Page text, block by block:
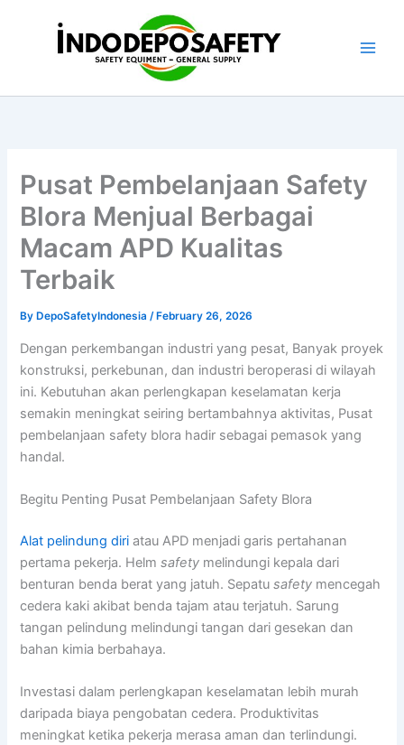
Pusat Pembelanjaan Safety
Blora Menjual Berbagai
Macam APD Kualitas
Terbaik
By DepoSafetyIndonesia/ February 26, 2026
Dengan perkembangan industri yang pesat, Banyak proyek
konstruksi, perkebunan, dan industri beroperasi di wilayah
ini. Kebutuhan akan perlengkapan keselamatan kerja
semakin meningkat seiring bertambahnya aktivitas, Pusat
pembelanjaan safety blora hadir sebagai pemasok yang
handal.
Begitu Penting Pusat Pembelanjaan Safety Blora
Alat pelindung diri atau APD menjadi garis pertahanan
pertama pekerja. Helmsafety melindungi kepala dari
benturan benda berat yang jatuh. Sepatusafety mencegah
cedera kaki akibat benda tajam atau terjatuh. Sarung
tangan pelindung melindungi tangan dari gesekan dan
bahan kimia berbahaya.
Investasi dalam perlengkapan keselamatan lebih murah
daripada biaya pengobatan cedera. Produktivitas
meningkat ketika pekerja merasa aman dan terlindungi.